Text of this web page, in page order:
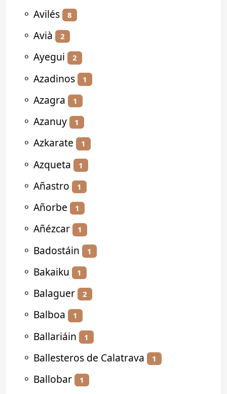
⚬ Avilés 8
⚬ Avià 2
⚬ Ayegui 2
⚬ Azadinos 1
⚬ Azagra 1
⚬ Azanuy 1
⚬ Azkarate 1
⚬ Azqueta 1
⚬ Añastro 1
⚬ Añorbe 1
⚬ Añézcar 1
⚬ Badostáin 1
⚬ Bakaiku 1
⚬ Balaguer 2
⚬ Balboa 1
⚬ Ballariáin 1
⚬ Ballesteros de Calatrava 1
⚬ Ballobar 1